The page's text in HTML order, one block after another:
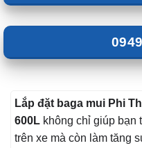
Lắp đặt baga mui Phi
600L không chỉ giúp bạn
trên xe mà còn làm tăng